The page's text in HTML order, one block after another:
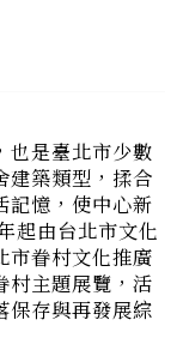
築類型，揉合
憶，使中心新
起由台北市文化
市眷村文化推廣
村主題展覽，活
保存與再發展綜